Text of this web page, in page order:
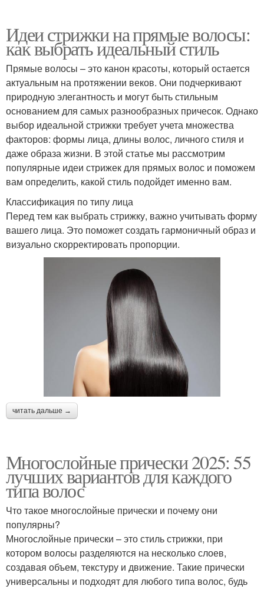
Идеи стрижки на прямые волосы:
как выбрать идеальный стиль
Прямые волосы – это канон красоты, который остается
актуальным на протяжении веков. Они подчеркивают
природную элегантность и могут быть стильным
основанием для самых разнообразных причесок. Однако
выбор идеальной стрижки требует учета множества
факторов: формы лица, длины волос, личного стиля и
даже образа жизни. В этой статье мы рассмотрим
популярные идеи стрижек для прямых волос и поможем
вам определить, какой стиль подойдет именно вам.
Классификация по типу лица
Перед тем как выбрать стрижку, важно учитывать форму
вашего лица. Это поможет создать гармоничный образ и
визуально скорректировать пропорции.
читать дальше →
Многослойные прически 2025: 55
лучших вариантов для каждого
типа волос
Что такое многослойные прически и почему они
популярны?
Многослойные прически – это стиль стрижки, при
котором волосы разделяются на несколько слоев,
создавая объем, текстуру и движение. Такие прически
универсальны и подходят для любого типа волос, будь